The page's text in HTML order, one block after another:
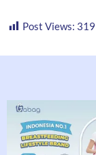
Post Views: 319